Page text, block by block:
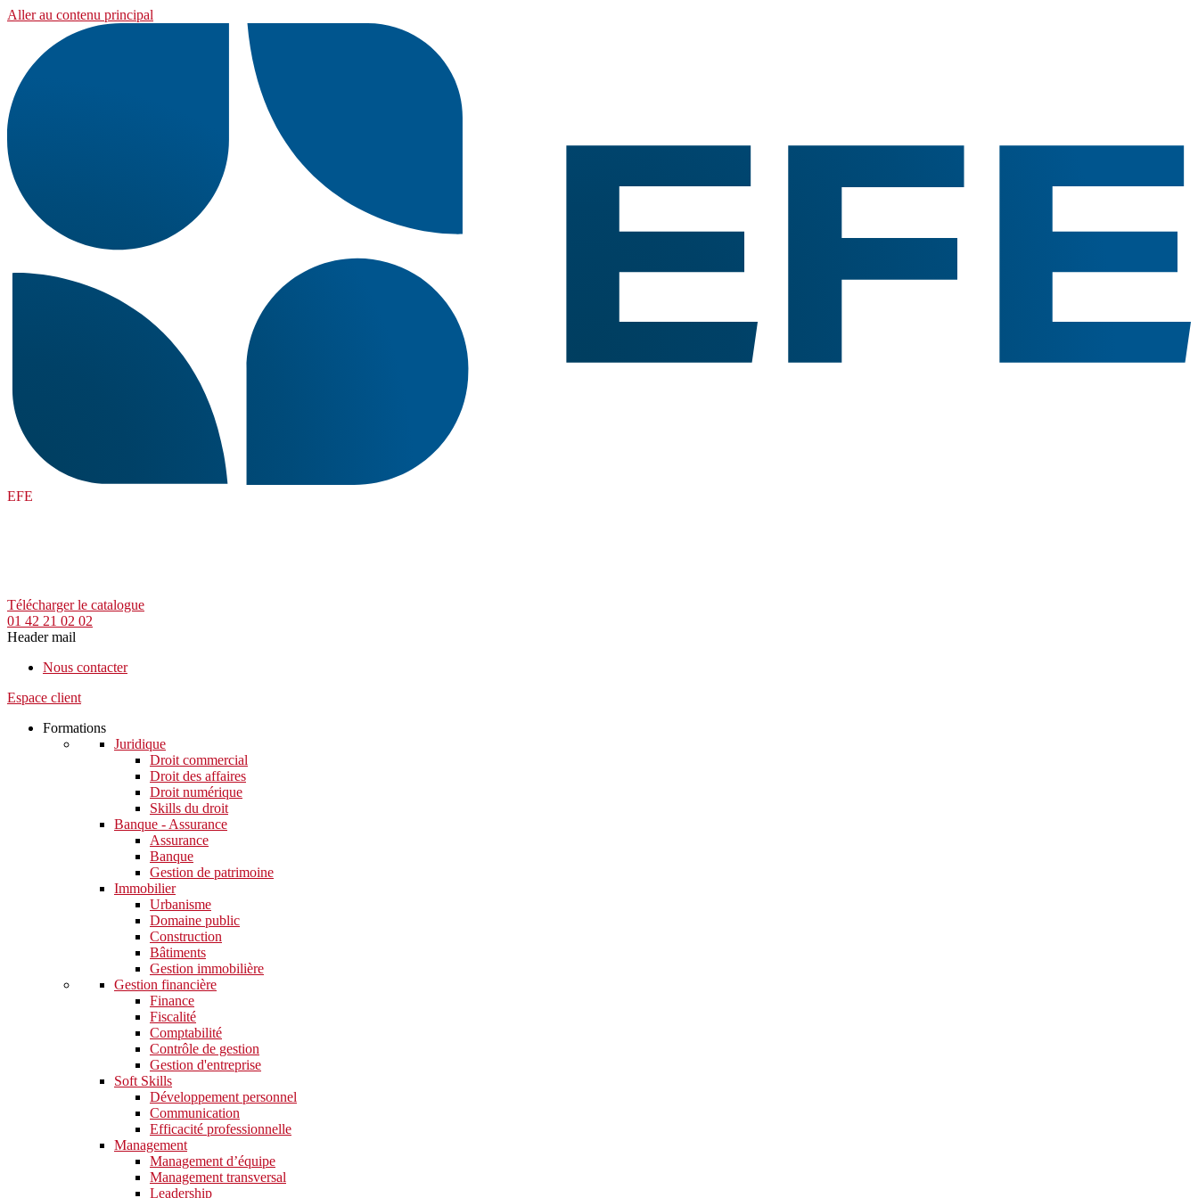
Aller au contenu principal
EFE
Télécharger le catalogue
01 42 21 02 02
Header mail
Nous contacter
Espace client
Formations
Juridique
Droit commercial
Droit des affaires
Droit numérique
Skills du droit
Banque - Assurance
Assurance
Banque
Gestion de patrimoine
Immobilier
Urbanisme
Domaine public
Construction
Bâtiments
Gestion immobilière
Gestion financière
Finance
Fiscalité
Comptabilité
Contrôle de gestion
Gestion d'entreprise
Soft Skills​
Développement personnel
Communication
Efficacité professionnelle
Management
Management d’équipe
Management transversal
Leadership